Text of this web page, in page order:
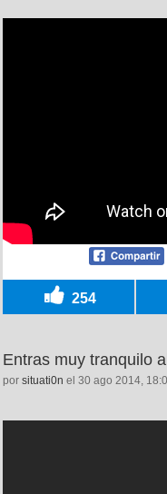
254
Entras muy tranquilo
por situati0n el 30 ago 2014,